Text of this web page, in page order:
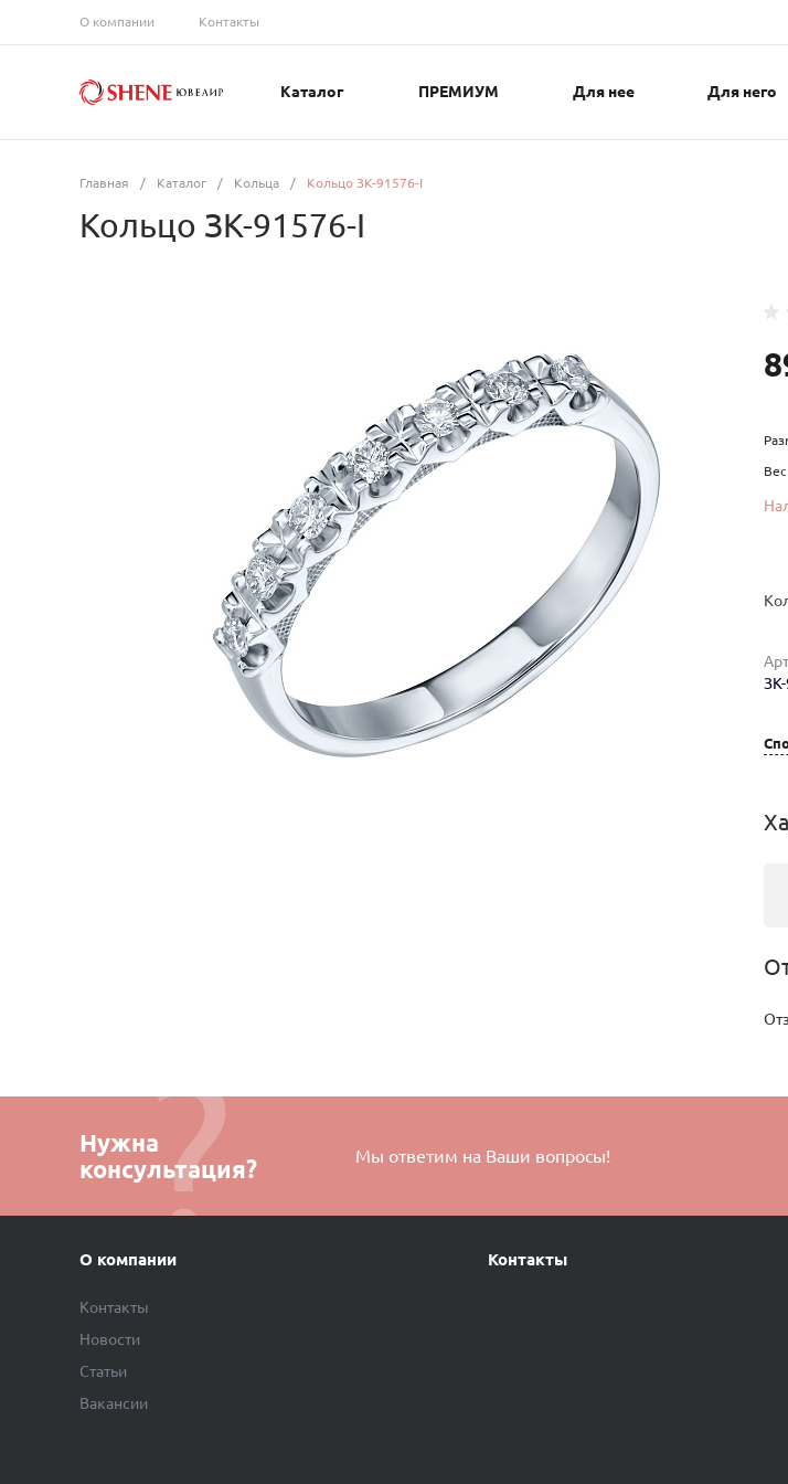
О компании Контакты
Каталог ПРЕМИУМ Для нее Для него
Главная / Каталог / Кольца / Кольцо ЗК-91576-I
Кольцо ЗК-91576-I
Вес
89 958
Нужна
консультация?
Мы ответим на Ваши вопросы!
О компании
Контакты
Новости
Статьи
Вакансии
Контакты